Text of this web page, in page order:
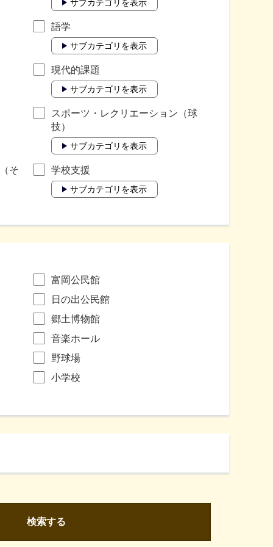
サブカテゴリを表示
語学
サブカテゴリを表示
現代的課題
サブカテゴリを表示
スポーツ・レクリエーション（球
技）
サブカテゴリを表示
そ 学校支援
サブカテゴリを表示
富岡公民館
日の出公民館
郷土博物館
音楽ホール
野球場
小学校
検索する